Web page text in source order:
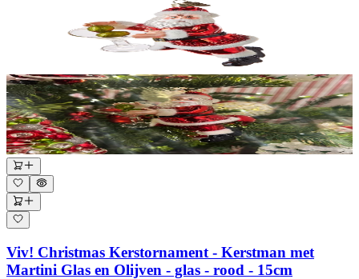
Viv! Christmas Kerstornament - Kerstman met
Martini Glas en Olijven - glas - rood - 15cm